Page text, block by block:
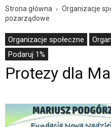
Gminy
Piaseczno".
jest
wyposażona
menu
skiplinks
przechodzić
do
Strona główna Organizacje
pozarządowe
Organizacje społeczne
Podaruj 1%
Protezy dla